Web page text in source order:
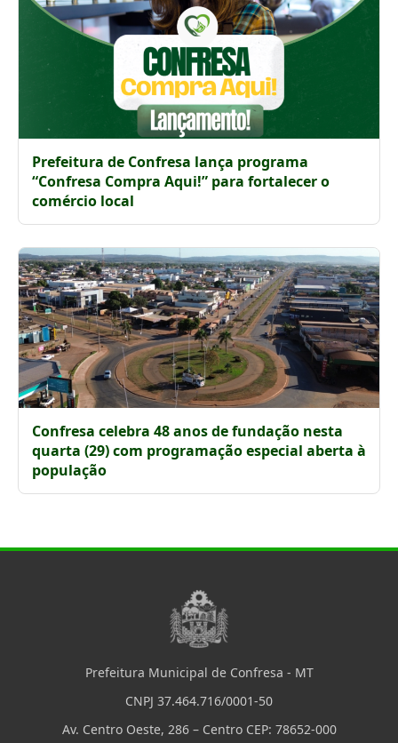
Prefeitura de Confresa lança programa
“Confresa Compra Aqui!” para fortalecer o
comércio local
Confresa celebra 48 anos de fundação nesta
quarta (29) com programação especial aberta à
população
Prefeitura Municipal de Confresa - MT
CNPJ 37.464.716/0001-50
Av. Centro Oeste, 286 – Centro CEP: 78652-000